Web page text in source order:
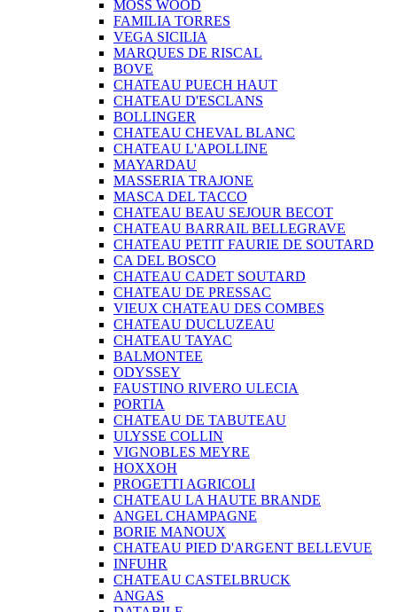
MOSS WOOD
FAMILIA TORRES
VEGA SICILIA
MARQUES DE RISCAL
BOVE
CHATEAU PUECH HAUT
CHATEAU D'ESCLANS
BOLLINGER
CHATEAU CHEVAL BLANC
CHATEAU L'APOLLINE
MAYARDAU
MASSERIA TRAJONE
MASCA DEL TACCO
CHATEAU BEAU SEJOUR BECOT
CHATEAU BARRAIL BELLEGRAVE
CHATEAU PETIT FAURIE DE SOUTARD
CA DEL BOSCO
CHATEAU CADET SOUTARD
CHATEAU DE PRESSAC
VIEUX CHATEAU DES COMBES
CHATEAU DUCLUZEAU
CHATEAU TAYAC
BALMONTEE
ODYSSEY
FAUSTINO RIVERO ULECIA
PORTIA
CHATEAU DE TABUTEAU
ULYSSE COLLIN
VIGNOBLES MEYRE
HOXXOH
PROGETTI AGRICOLI
CHATEAU LA HAUTE BRANDE
ANGEL CHAMPAGNE
BORIE MANOUX
CHATEAU PIED D'ARGENT BELLEVUE
INFUHR
CHATEAU CASTELBRUCK
ANGAS